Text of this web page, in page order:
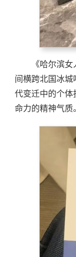
《哈尔滨
间横跨北国冰
代变迁中的个体
命力的精神气质